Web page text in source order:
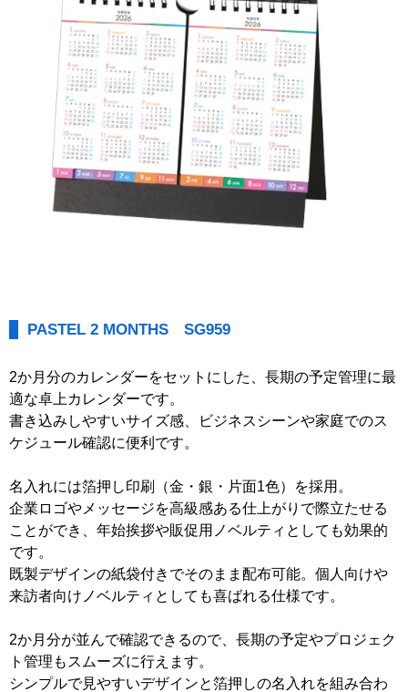
PASTEL 2 MONTHS SG959
2か月分のカレンダーをセットにした、長期の予定管理に最
適な卓上カレンダーです。
書き込みしやすいサイズ感、ビジネスシーンや家庭でのス
ケジュール確認に便利です。
名入れには箔押し印刷（金・銀・片面1色）を採用。
企業ロゴやメッセージを高級感ある仕上がりで際立たせる
ことができ、年始挨拶や販促用ノベルティとしても効果的
です。
既製デザインの紙袋付きでそのまま配布可能。個人向けや
来訪者向けノベルティとしても喜ばれる仕様です。
2か月分が並んで確認できるので、長期の予定やプロジェク
ト管理もスムーズに行えます。
シンプルで見やすいデザインと箔押しの名入れを組み合わ